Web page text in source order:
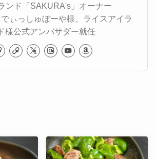
ンド「SAKURA's」オーナー
ぃっしゅぼーや様、ライスアイラ
様公式アンバサダー就任